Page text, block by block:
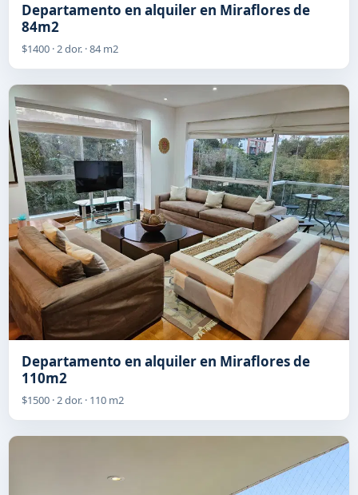
Departamento en alquiler en Miraflores de
84m2
$1400 · 2 dor. · 84 m2
Departamento en alquiler en Miraflores de
110m2
$1500 · 2 dor. · 110 m2